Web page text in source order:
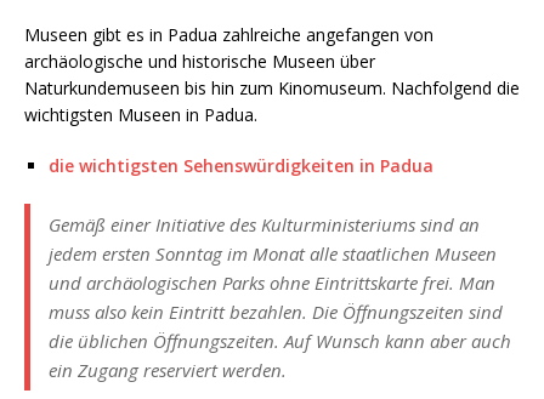
Museen gibt es in Padua zahlreiche angefangen von
archäologische und historische Museen über
Naturkundemuseen bis hin zum Kinomuseum. Nachfolgend die
wichtigsten Museen in Padua.
die wichtigsten Sehenswürdigkeiten in Padua
Gemäß einer Initiative des Kulturministeriums sind an
jedem ersten Sonntag im Monat alle staatlichen Museen
und archäologischen Parks ohne Eintrittskarte frei. Man
muss also kein Eintritt bezahlen. Die Öffnungszeiten sind
die üblichen Öffnungszeiten. Auf Wunsch kann aber auch
ein Zugang reserviert werden.